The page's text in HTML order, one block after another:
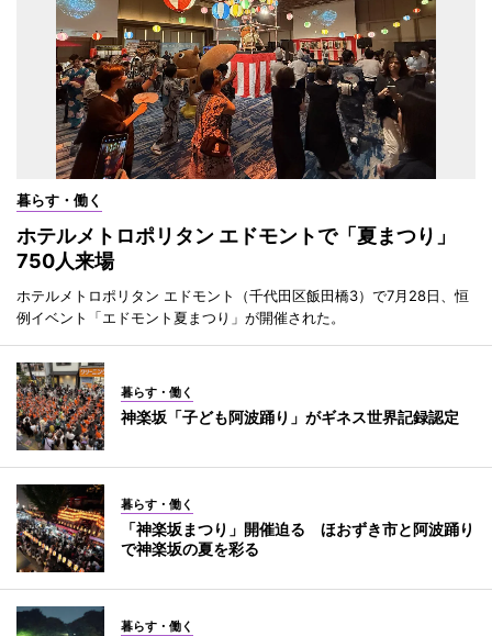
暮らす・働く
ホテルメトロポリタン エドモントで「夏まつり」
750人来場
ホテルメトロポリタン エドモント（千代田区飯田橋3）で7月28日、恒
例イベント「エドモント夏まつり」が開催された。
暮らす・働く
神楽坂「子ども阿波踊り」がギネス世界記録認定
暮らす・働く
「神楽坂まつり」開催迫る ほおずき市と阿波踊り
で神楽坂の夏を彩る
暮らす・働く